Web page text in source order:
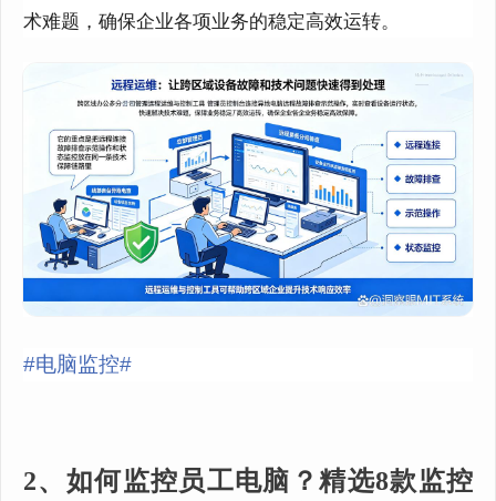
术难题，确保企业各项业务的稳定高效运转。
#电脑监控#
2、如何监控员工电脑？精选8款监控